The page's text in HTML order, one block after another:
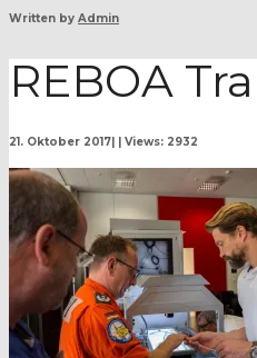
Written by Admin
REBOA
21. Oktober 2017 Views: 2932